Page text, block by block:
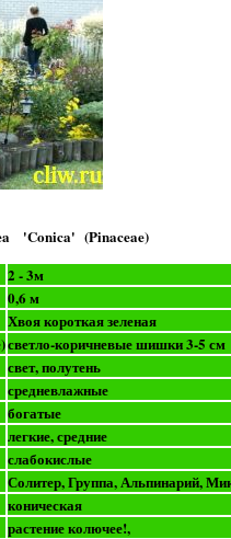
'Conica' (Pinaceae)
2 - 3м
0,6 м
Хвоя короткая зеленая
светло-коричневые шишки 3-5 см
свет, полутень
средневлажные
богатые
легкие, средние
слабокислые
Солитер, Группа, Альпинарий,
коническая
растение колючее!,